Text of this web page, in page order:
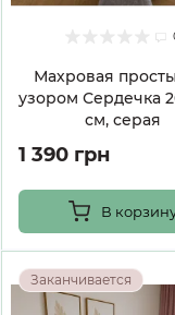
Махровая
узором Сердечка
см, серая
1 390 грн
В
Заканчивается